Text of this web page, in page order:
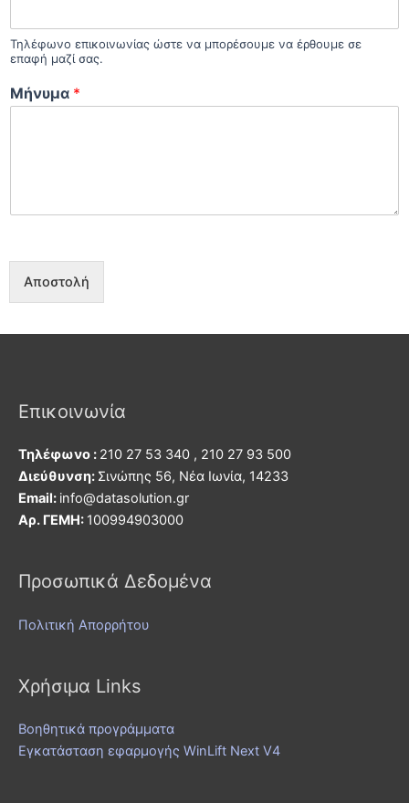
Τηλέφωνο επικοινωνίας ώστε να μπορέσουμε να έρθουμε σε
επαφή μαζί σας.
Μήνυμα *
Αποστολή
Επικοινωνία
Τηλέφωνο : 210 27 53 340 , 210 27 93 500
Διεύθυνση: Σινώπης 56, Νέα Ιωνία, 14233
Εmail: info@datasolution.gr
Αρ. ΓΕΜΗ: 100994903000
Προσωπικά Δεδομένα
Πολιτική Απορρήτου
Χρήσιμα Links
Βοηθητικά προγράμματα
Εγκατάσταση εφαρμογής WinLift Next V4